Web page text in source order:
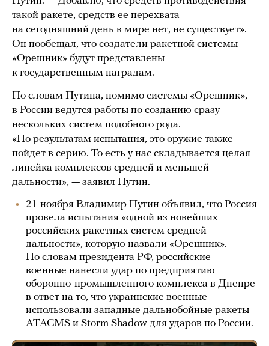
такой ракете, средств ее перехвата
на сегодняшний день в мире нет, не существует».
Он пообещал, что создатели ракетной системы
«Орешник» будут представлены
к государственным наградам.
По словам Путина, помимо системы «Орешник»,
в России ведутся работы по созданию сразу
нескольких систем подобного рода.
«По результатам испытания, это оружие также
пойдет в серию. То есть у нас складывается целая
линейка комплексов средней и меньшей
дальности», — заявил Путин.
21 ноября Владимир Путин объявил, что Россия
провела испытания «одной из новейших
российских ракетных систем средней
дальности», которую назвали «Орешник».
По словам президента РФ, российские
военные нанесли удар по предприятию
оборонно-промышленного комплекса в Днепре
в ответ на то, что украинские военные
использовали западные дальнобойные ракеты
ATACMS и Storm Shadow для ударов по России.